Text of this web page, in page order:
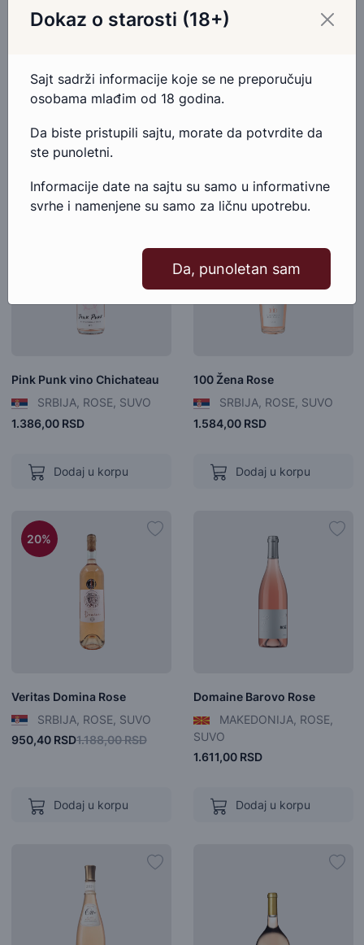
SRBIJA, ROSE, SUVO
845,00 RSD
Dodaj u korpu
SRBIJA, ROSE, SUVO
871,00 RSD
Pink Punk vino Chichateau
SRBIJA, ROSE, SUVO
1.386,00 RSD
Dodaj u korpu
100 Žena Rose
SRBIJA, ROSE, SUVO
1.584,00 RSD
Dodaj u korpu
20%
Veritas Domina Rose
SRBIJA, ROSE, SUVO
950,40 RSD1.188,00 RSD
Dodaj u korpu
Domaine Barovo Rose
MAKEDONIJA, ROSE,
SUVO
1.611,00 RSD
Dodaj u korpu
Dokaz o starosti (18+)
Sajt sadrži informacije koje se ne preporučuju
osobama mlađim od 18 godina.
Da biste pristupili sajtu, morate da potvrdite da
ste punoletni.
Informacije date na sajtu su samo u informativne
svrhe i namenjene su samo za ličnu upotrebu.
Da, punoletan sam